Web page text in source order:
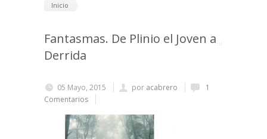
Inicio
Fantasmas. De Plinio el Joven a
Derrida
05 Mayo, 2015 por acabrero
1
Comentarios